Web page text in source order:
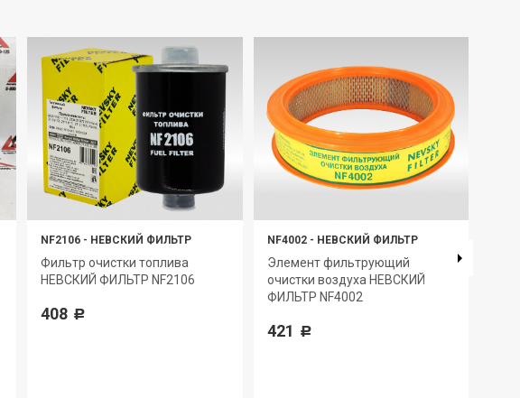
NF2106 - НЕВСКИЙ ФИЛЬТР
Фильтр очистки топлива
НЕВСКИЙ ФИЛЬТР NF2106
408 Р
NF4002 - НЕВСКИЙ ФИЛЬТР
Элемент фильтрующий
очистки воздуха НЕВСКИЙ
ФИЛЬТР NF4002
421 Р